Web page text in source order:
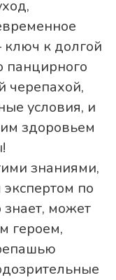
ключ к долгой
панцирного
черепахой,
условия, и
здоровьем
знаниями,
по
может
героем,